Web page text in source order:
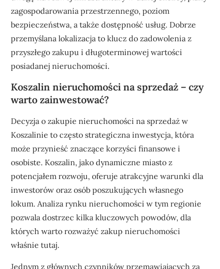
zagospodarowania przestrzennego, poziom
bezpieczeństwa, a także dostępność usług. Dobrze
przemyślana lokalizacja to klucz do zadowolenia z
przyszłego zakupu i długoterminowej wartości
posiadanej nieruchomości.
Koszalin nieruchomości na sprzedaż – czy
warto zainwestować?
Decyzja o zakupie nieruchomości na sprzedaż w
Koszalinie to często strategiczna inwestycja, która
może przynieść znaczące korzyści finansowe i
osobiste. Koszalin, jako dynamiczne miasto z
potencjałem rozwoju, oferuje atrakcyjne warunki dla
inwestorów oraz osób poszukujących własnego
lokum. Analiza rynku nieruchomości w tym regionie
pozwala dostrzec kilka kluczowych powodów, dla
których warto rozważyć zakup nieruchomości
właśnie tutaj.
Jednym z głównych czynników przemawiających za